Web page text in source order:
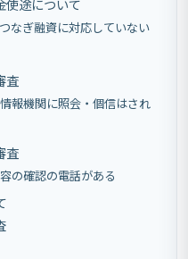
なぎ融資に対応していない
査
報機関に照会・個信はされ
査
の確認の電話がある